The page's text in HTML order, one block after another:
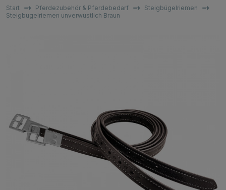
Start Pferdezubehör & Pferdebedarf
Steigbügelriemen
Steigbügelriemen unverwüstlich Braun